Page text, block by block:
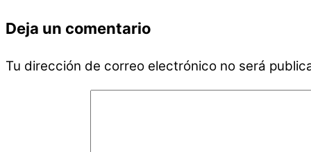
Deja un comentario
Tu dirección de correo electrónico no será